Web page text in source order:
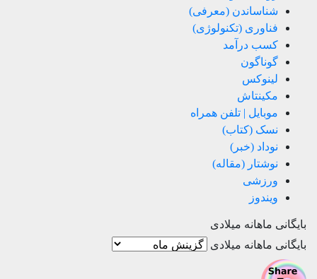
شناساندن (معرفی)
فناوری (تکنولوژی)
کسب درآمد
گوناگون
لینوکس
مکینتاش
موبایل | تلفن همراه
نسک (کتاب)
نوداد (خبر)
نوشتار (مقاله)
ورزشی
ویندوز
بایگانی ماهانه میلادی
بایگانی ماهانه میلادی